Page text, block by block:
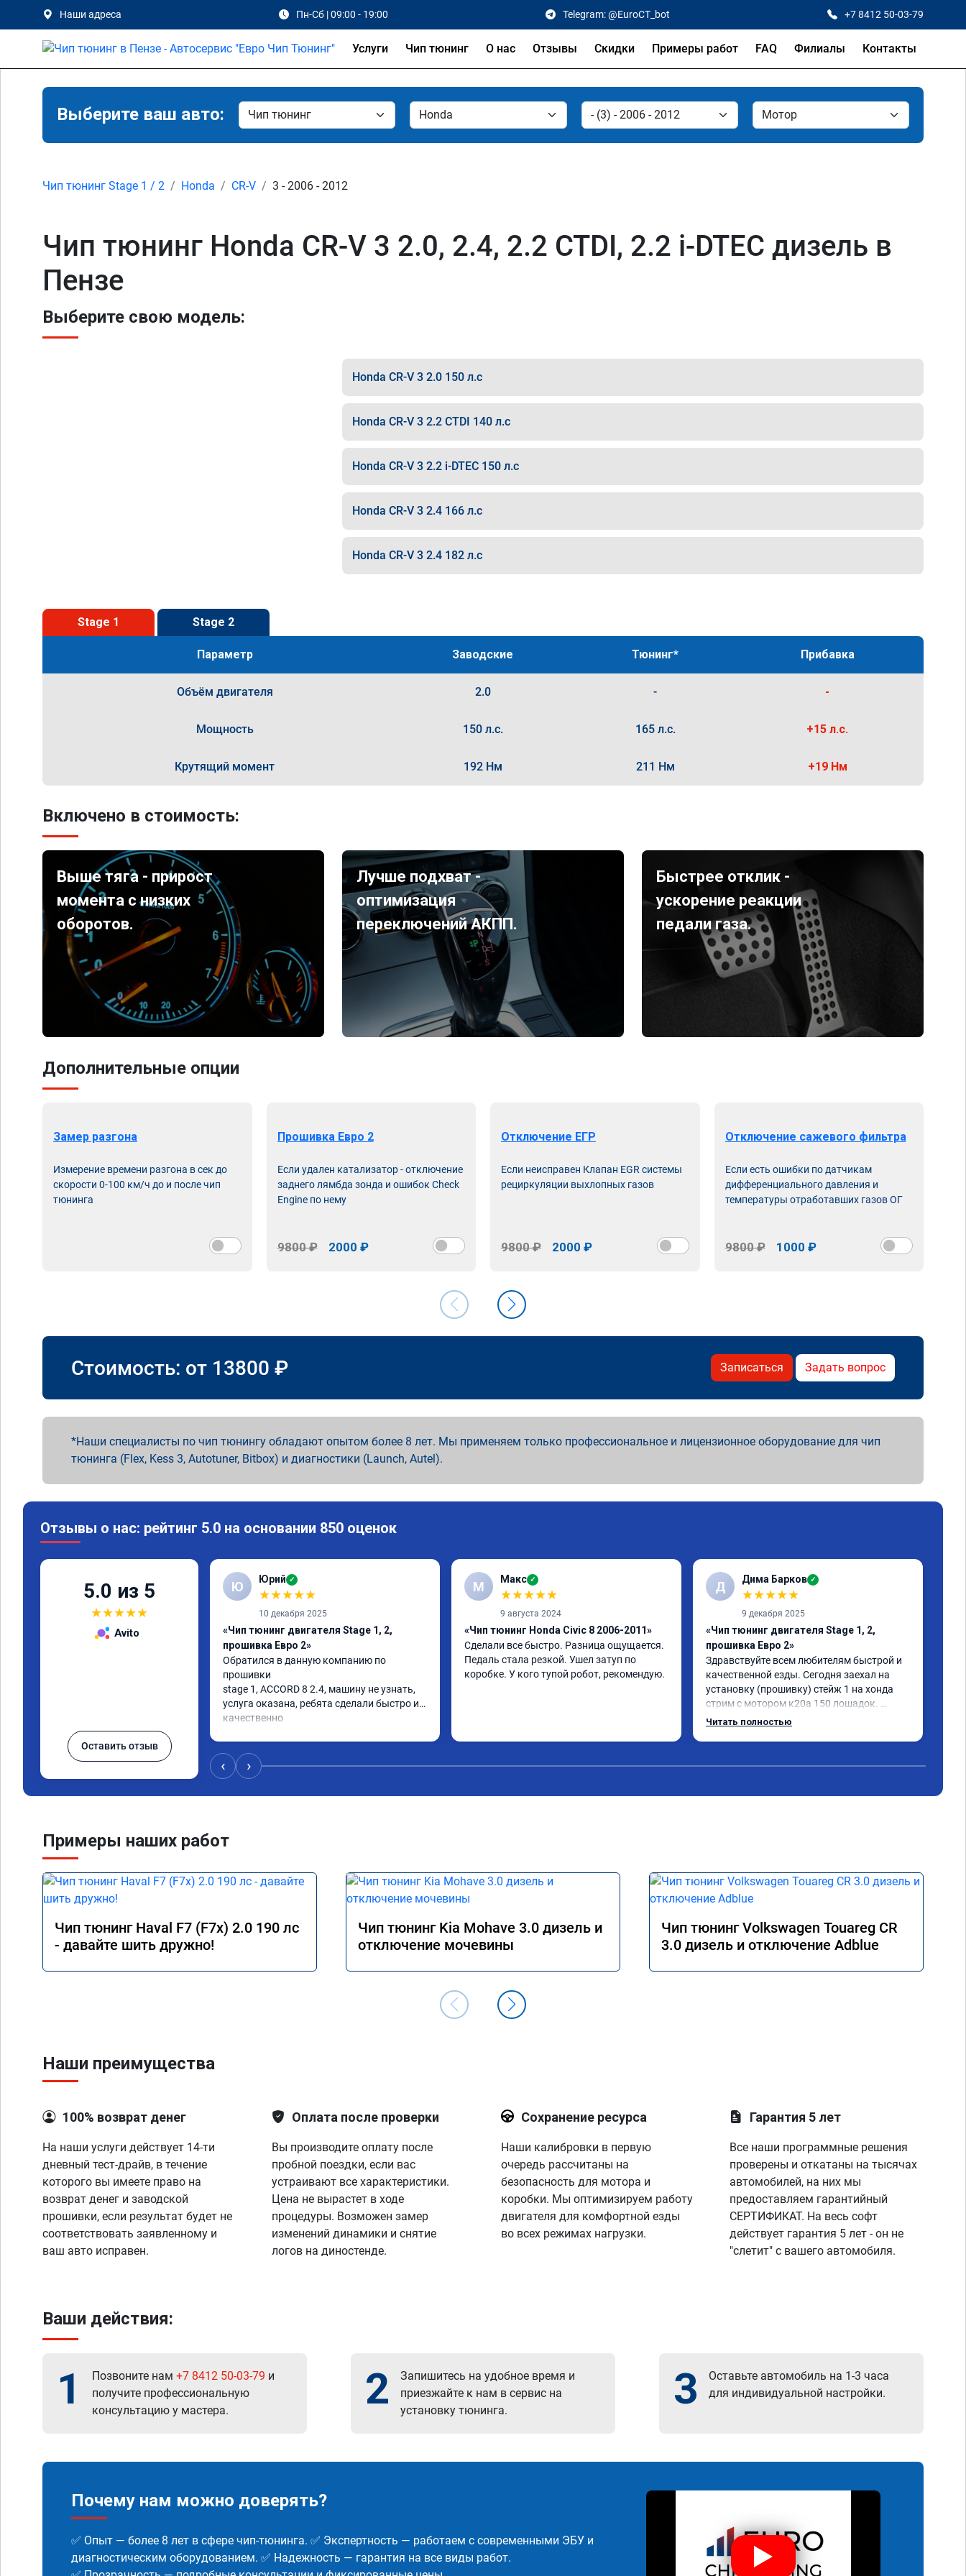
Наши адреса Пн-Сб | 09:00 - 19:00 Telegram: @EuroCT_bot +7 8412 50-03-79
Услуги Чип тюнинг О нас Отзывы Скидки Примеры работ FAQ Филиалы Контакты
Выберите ваш авто:
Чип тюнинг Stage 1 / 2 Honda CR-V 3 - 2006 - 2012
Чип тюнинг Honda CR-V 3 2.0, 2.4, 2.2 CTDI, 2.2 i-DTEC дизель в
Пензе
Выберите свою модель:
Honda CR-V 3 2.0 150 л.с
Honda CR-V 3 2.2 CTDI 140 л.с
Honda CR-V 3 2.2 i-DTEC 150 л.с
Honda CR-V 3 2.4 166 л.с
Honda CR-V 3 2.4 182 л.с
Stage 1 Stage 2
Параметр Заводские Тюнинг* Прибавка
Объём двигателя 2.0 - -
Мощность 150 л.с. 165 л.с. +15 л.с.
Крутящий момент 192 Нм 211 Нм +19 Нм
Включено в стоимость:
Выше тяга - прирост
момента с низких
оборотов.
Лучше подхват -
оптимизация
переключений АКПП.
Быстрее отклик -
ускорение реакции
педали газа.
Дополнительные опции
Замер разгона
Измерение времени разгона в сек до
скорости 0-100 км/ч до и после чип
тюнинга
Прошивка Евро 2
Если удален катализатор - отключение
заднего лямбда зонда и ошибок Check
Engine по нему
9800 ₽ 2000 ₽
Отключение ЕГР
Если неисправен Клапан EGR системы
рециркуляции выхлопных газов
9800 ₽ 2000 ₽
Отключение сажевого фильтра
Если есть ошибки по датчикам
дифференциального давления и
температуры отработавших газов ОГ
9800 ₽ 1000 ₽
Стоимость: от 13800 ₽ Записаться Задать вопрос
Наши специалисты по чип тюнингу обладают опытом более 8 лет. Мы применяем только профессиональное и лицензионное оборудование для чип
тюнинга (Flex, Kess 3, Autotuner, Bitbox) и диагностики (Launch, Autel).
Отзывы о нас: рейтинг 5.0 на основании 850 оценок
5.0 из 5
★★★★★
Avito
Оставить отзыв
Ю Юрий ✓
★★★★★
10 декабря 2025
«Чип тюнинг двигателя Stage 1, 2,
прошивка Евро 2»
Обратился в данную компанию по
прошивки
stage 1, ACCORD 8 2.4, машину не узнать,
услуга оказана, ребята сделали быстро и
качественно
М Макс ✓
★★★★★
9 августа 2024
«Чип тюнинг Honda Civic 8 2006-2011»
Сделали все быстро. Разница ощущается.
Педаль стала резкой. Ушел затуп по
коробке. У кого тупой робот, рекомендую.
Д Дима Барков ✓
★★★★★
9 декабря 2025
«Чип тюнинг двигателя Stage 1, 2,
прошивка Евро 2»
Здравствуйте всем любителям быстрой и
качественной езды. Сегодня заехал на
установку (прошивку) стейж 1 на хонда
стрим с мотором к20а 150 лошадок.
Работу выполнил Николай,результат
Читать полностью
‹ ›
Примеры наших работ
Чип тюнинг Haval F7 (F7x) 2.0 190 лс
- давайте шить дружно!
Чип тюнинг Kia Mohave 3.0 дизель и
отключение мочевины
Чип тюнинг Volkswagen Touareg CR
3.0 дизель и отключение Adblue
Наши преимущества
100% возврат денег
На наши услуги действует 14-ти
дневный тест-драйв, в течение
которого вы имеете право на
возврат денег и заводской
прошивки, если результат будет не
соответствовать заявленному и
ваш авто исправен.
Оплата после проверки
Вы производите оплату после
пробной поездки, если вас
устраивают все характеристики.
Цена не вырастет в ходе
процедуры. Возможен замер
изменений динамики и снятие
логов на диностенде.
Сохранение ресурса
Наши калибровки в первую
очередь рассчитаны на
безопасность для мотора и
коробки. Мы оптимизируем работу
двигателя для комфортной езды
во всех режимах нагрузки.
Гарантия 5 лет
Все наши программные решения
проверены и откатаны на тысячах
автомобилей, на них мы
предоставляем гарантийный
СЕРТИФИКАТ. На весь софт
действует гарантия 5 лет - он не
"слетит" с вашего автомобиля.
Ваши действия:
1 Позвоните нам +7 8412 50-03-79 и
получите профессиональную
консультацию у мастера.
2
Запишитесь на удобное время и
приезжайте к нам в сервис на
установку тюнинга.
3
Оставьте автомобиль на 1-3 часа
для индивидуальной настройки.
Почему нам можно доверять?
✅ Опыт — более 8 лет в сфере чип-тюнинга. ✅ Экспертность — работаем с современными ЭБУ и
диагностическим оборудованием. ✅ Надежность — гарантия на все виды работ.